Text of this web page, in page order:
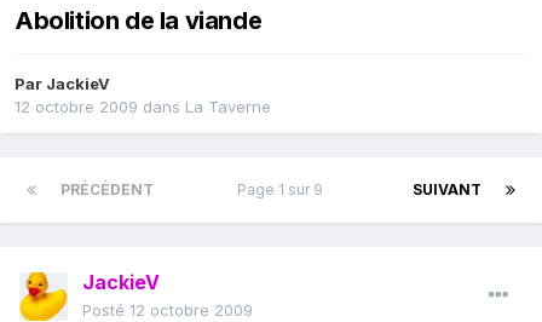
Abolition de la viande
Par JackieV
12 octobre 2009 dans La Taverne
PRÉCÉDENT SUIVANT
Page 1 sur 9
JackieV
Posté 12 octobre 2009